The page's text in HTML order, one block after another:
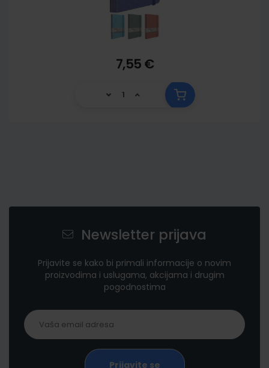
7,55 €
Newsletter prijava
Prijavite se kako bi primali informacije o novim
proizvodima i uslugama, akcijama i drugim
pogodnostima